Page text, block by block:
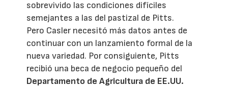
sobrevivido las condiciones difíciles
semejantes a las del pastizal de Pitts.
Pero Casler necesitó más datos antes de
continuar con un lanzamiento formal de la
nueva variedad. Por consiguiente, Pitts
recibió una beca de negocio pequeño del
Departamento de Agricultura de EE.UU.